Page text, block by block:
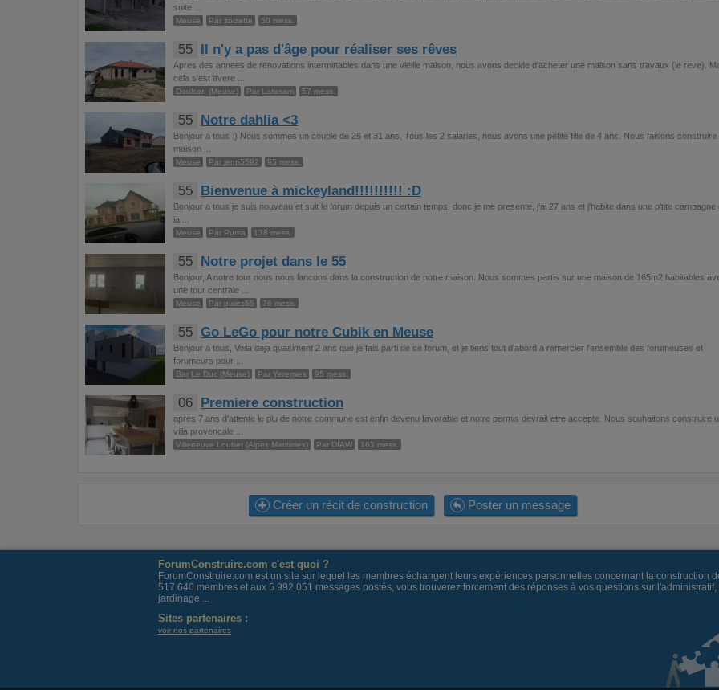
suite ...
Meuse Par zoizette 50 mess.
55 Il n'y a pas d'âge pour réaliser ses rêves
Apres des annees de renovations interminables dans une vieille maison, nous avons decide d'acheter une maison sans travaux (le reve).
cela s'est avere ...
Doulcon (Meuse) Par Larasam 57 mess.
55 Notre dahlia <3
Bonjour a tous :) Nous sommes un couple de 26 et 31 ans. Tous les 2 salaries, nous avons une petite fille de 4 ans. Nous faisons construire
maison ...
Meuse Par jenn5592 95 mess.
55 Bienvenue à mickeyland!!!!!!!!!! :D
Bonjour a tous je suis nouveau et suit le forum depuis un certain temps, donc je me presente, j'ai 27 ans et j'habite dans une p'tite campagne
la ...
Meuse Par Puma 138 mess.
55 Notre projet dans le 55
Bonjour, A notre tour nous nous lancons dans la construction de notre maison. Nous sommes partis sur une maison de 165m2 habitables
une tour centrale ...
Meuse Par pixies55 76 mess.
55 Go LeGo pour notre Cubik en Meuse
Bonjour a tous, Voila deja quasiment 2 ans que je fais parti de ce forum, et je tiens tout d'abord a remercier l'ensemble des forumeuses et
forumeurs pour ...
Bar Le Duc (Meuse) Par Yeremies 95 mess.
06 Premiere construction
apres 7 ans d'attente le plu de notre commune est enfin devenu favorable et notre permis devrait etre accepte. Nous souhaitons construire
villa provencale ...
Villeneuve Loubet (Alpes Maritimes) Par DIAW 163 mess.
Créer un récit de construction Poster un message
ForumConstruire.com c'est quoi ?
ForumConstruire.com est un site sur lequel les membres échangent leurs expériences personnelles concernant la construction
517 640 membres et aux 5 992 051 messages postés, vous trouverez forcement des réponses à vos questions sur
jardinage ...
Sites partenaires :
voir nos partenaires